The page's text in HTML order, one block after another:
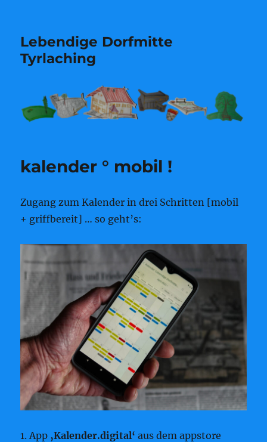
Lebendige Dorfmitte
Tyrlaching
kalender ° mobil !
Zugang zum Kalender in drei Schritten [mobil
+ griffbereit] … so geht’s:
1. App ‚Kalender.digital‘ aus dem appstore